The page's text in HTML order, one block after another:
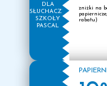
w 3
a
muszą
DLA
SŁUCHACZY
SZKOŁY
PASCAL
zniżki na
rabatu)